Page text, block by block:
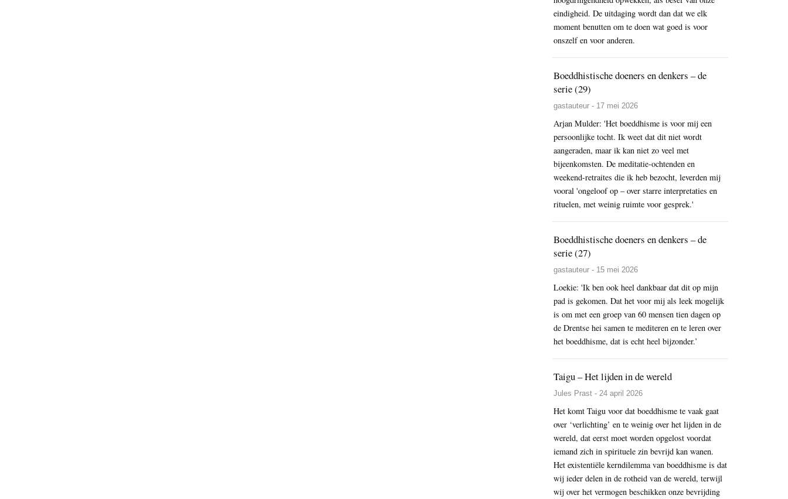
eindigheid. De uitdaging wordt dan dat we elk
moment benutten om te doen wat goed is voor
onszelf en voor anderen.
Boeddhistische doeners en denkers – de
serie (29)
gastauteur - 17 mei 2026
Arjan Mulder: 'Het boeddhisme is voor mij een
persoonlijke tocht. Ik weet dat dit niet wordt
aangeraden, maar ik kan niet zo veel met
bijeenkomsten. De meditatie-ochtenden en
weekend-retraites die ik heb bezocht, leverden mij
vooral 'ongeloof op – over starre interpretaties en
rituelen, met weinig ruimte voor gesprek.'
Boeddhistische doeners en denkers – de
serie (27)
gastauteur - 15 mei 2026
Loekie: 'Ik ben ook heel dankbaar dat dit op mijn
pad is gekomen. Dat het voor mij als leek mogelijk
is om met een groep van 60 mensen tien dagen op
de Drentse hei samen te mediteren en te leren over
het boeddhisme, dat is echt heel bijzonder.’
Taigu – Het lijden in de wereld
Jules Prast - 24 april 2026
Het komt Taigu voor dat boeddhisme te vaak gaat
over ‘verlichting’ en te weinig over het lijden in de
wereld, dat eerst moet worden opgelost voordat
iemand zich in spirituele zin bevrijd kan wanen.
Het existentiële kerndilemma van boeddhisme is dat
wij ieder delen in de rotheid van de wereld, terwijl
wij over het vermogen beschikken onze bevrijding